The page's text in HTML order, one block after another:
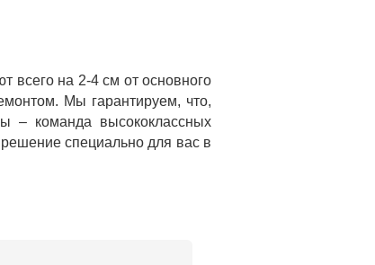
всего на 2-4 см от основного
Мы гарантируем, что,
– команда высококлассных
специально для вас в